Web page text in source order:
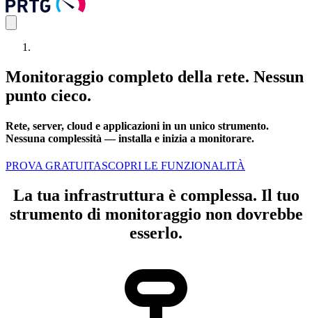
Monitoraggio completo della rete. Nessun
punto cieco.
Rete, server, cloud e applicazioni in un unico strumento.
Nessuna complessità — installa e inizia a monitorare.
PROVA GRATUITASCOPRI LE FUNZIONALITÀ
La tua infrastruttura è complessa. Il tuo
strumento di monitoraggio non dovrebbe
esserlo.